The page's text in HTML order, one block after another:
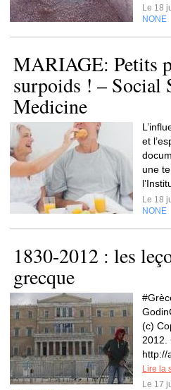
Le 18
NONE
MARIAGE: Petits
surpoids ! – Social
Medicine
et
une
Le 18
NONE
1830-2012 : les
grecque
(c)
2012.
http://
Lire la
Le 17